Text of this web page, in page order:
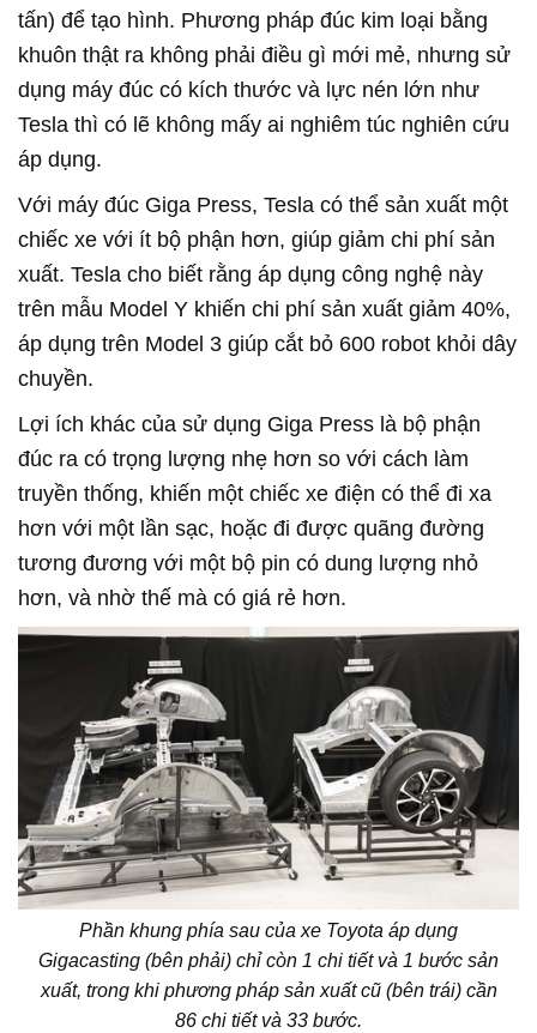
tấn) để tạo hình. Phương pháp đúc kim loại bằng
khuôn thật ra không phải điều gì mới mẻ, nhưng sử
dụng máy đúc có kích thước và lực nén lớn như
Tesla thì có lẽ không mấy ai nghiêm túc nghiên cứu
áp dụng.
Với máy đúc Giga Press, Tesla có thể sản xuất một
chiếc xe với ít bộ phận hơn, giúp giảm chi phí sản
xuất. Tesla cho biết rằng áp dụng công nghệ này
trên mẫu Model Y khiến chi phí sản xuất giảm 40%,
áp dụng trên Model 3 giúp cắt bỏ 600 robot khỏi dây
chuyền.
Lợi ích khác của sử dụng Giga Press là bộ phận
đúc ra có trọng lượng nhẹ hơn so với cách làm
truyền thống, khiến một chiếc xe điện có thể đi xa
hơn với một lần sạc, hoặc đi được quãng đường
tương đương với một bộ pin có dung lượng nhỏ
hơn, và nhờ thế mà có giá rẻ hơn.
Phần khung phía sau của xe Toyota áp dụng
Gigacasting (bên phải) chỉ còn 1 chi tiết và 1 bước sản
xuất, trong khi phương pháp sản xuất cũ (bên trái) cần
86 chi tiết và 33 bước.